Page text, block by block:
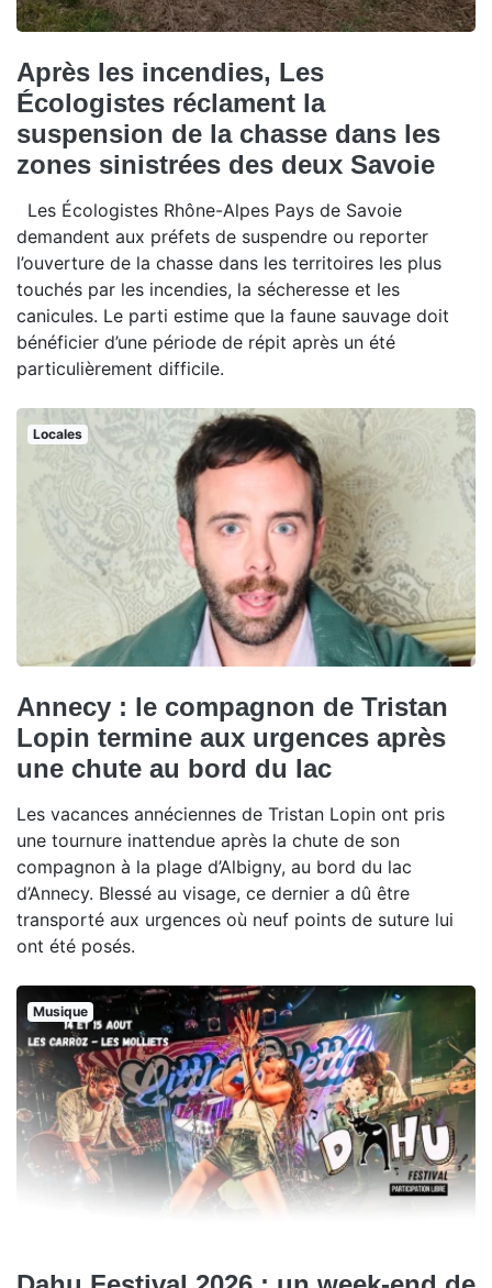
Après les incendies, Les
Écologistes réclament la
suspension de la chasse dans les
zones sinistrées des deux Savoie
Les Écologistes Rhône-Alpes Pays de Savoie
demandent aux préfets de suspendre ou reporter
l’ouverture de la chasse dans les territoires les plus
touchés par les incendies, la sécheresse et les
canicules. Le parti estime que la faune sauvage doit
bénéficier d’une période de répit après un été
particulièrement difficile.
Locales
Annecy : le compagnon de Tristan
Lopin termine aux urgences après
une chute au bord du lac
Les vacances annéciennes de Tristan Lopin ont pris
une tournure inattendue après la chute de son
compagnon à la plage d’Albigny, au bord du lac
d’Annecy. Blessé au visage, ce dernier a dû être
transporté aux urgences où neuf points de suture lui
ont été posés.
Musique